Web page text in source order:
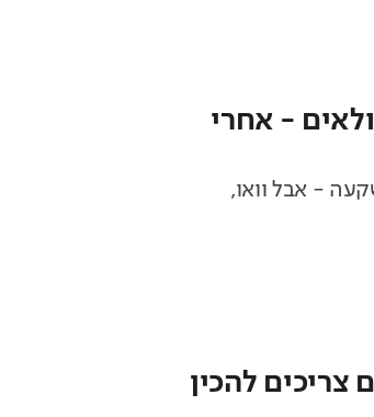
- אחרי
- אבל וואו,
צריכים להכין